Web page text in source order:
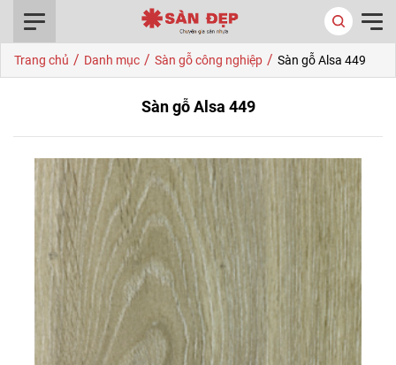
Trang chủ / Danh mục / Sàn gỗ công nghiệp / Sàn gỗ Alsa 449
Sàn gỗ Alsa 449